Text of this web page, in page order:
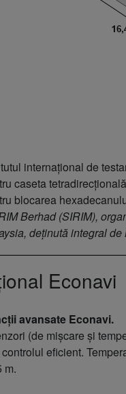
internațional de
caseta
blocarea
Berhad (SIRIM),
deținută integral
Econavi
avansate Econavi.
(de mișcare și
eficient.
m.